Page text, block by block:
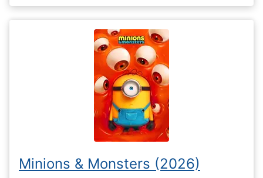
Minions & Monsters (2026)